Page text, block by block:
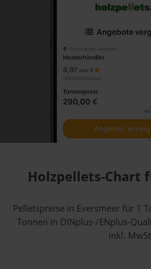
Holzpellets-Chart
Pelletspreise in Eversmeer für 1
Tonnen in DINplus-/ENplus-
inkl.